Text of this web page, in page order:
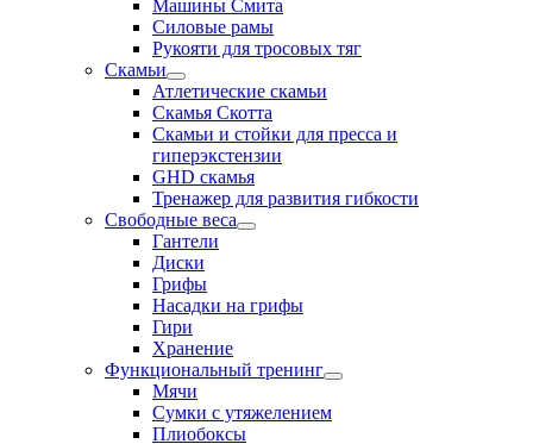
Машины Смита
Силовые рамы
Рукояти для тросовых тяг
Скамьи
Атлетические скамьи
Скамья Скотта
Скамьи и стойки для пресса и
гиперэкстензии
GHD скамья
Тренажер для развития гибкости
Свободные веса
Гантели
Диски
Грифы
Насадки на грифы
Гири
Хранение
Функциональный тренинг
Мячи
Сумки с утяжелением
Плиобоксы